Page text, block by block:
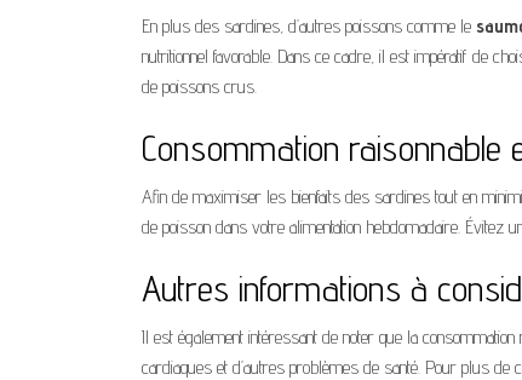
En plus des sardines, d’autres poissons comme le
nutritionnel favorable. Dans ce cadre, il est impératif de
de poissons crus.
Consommation raisonnable
Afin de maximiser les bienfaits des sardines tout en
de poisson dans votre alimentation hebdomadaire. Évitez
Autres informations à
Il est également intéressant de noter que la
cardiaques et d’autres problèmes de santé. Pour plus